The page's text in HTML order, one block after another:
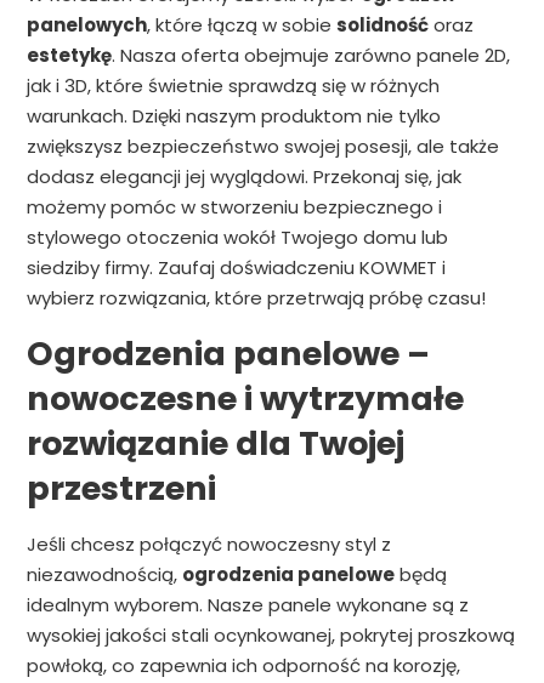
panelowych, które łączą w sobie solidnośćoraz
estetykę. Nasza oferta obejmuje zarówno panele 2D,
jak i 3D, które świetnie sprawdzą się w różnych
warunkach. Dzięki naszym produktom nie tylko
zwiększysz bezpieczeństwo swojej posesji, ale także
dodasz elegancji jej wyglądowi. Przekonaj się, jak
możemy pomóc w stworzeniu bezpiecznego i
stylowego otoczenia wokół Twojego domu lub
siedziby firmy. Zaufaj doświadczeniu KOWMET i
wybierz rozwiązania, które przetrwają próbę czasu!
Ogrodzenia panelowe –
nowoczesne i wytrzymałe
rozwiązanie dla Twojej
przestrzeni
Jeśli chcesz połączyć nowoczesny styl z
niezawodnością, ogrodzenia panelowebędą
idealnym wyborem. Nasze panele wykonane są z
wysokiej jakości stali ocynkowanej, pokrytej proszkową
powłoką, co zapewnia ich odporność na korozję,